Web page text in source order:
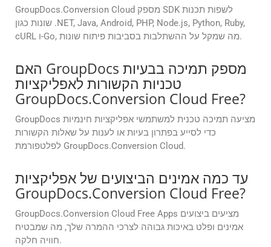
GroupDocs.Conversion Cloud מספק SDK לשפות תכנות
שונות כגון .NET, Java, Android, PHP, Node.js, Python, Ruby,
cURL ו-Go, מה שמקל על ההשתלבות בסביבות פיתוח שונות.
האם GroupDocs מספק תמיכה בבעיות
טכניות הקשורות לאפליקציות
GroupDocs.Conversion Cloud Free?
GroupDocs מציעה תמיכה טכנית למשתמשי אפליקציות חינמיות
כדי לסייע בפתרון בעיות או לענות על שאלות הקשורות
לפלטפורמת GroupDocs.Conversion Cloud.
עד כמה אמינים הביצועים של אפליקציות
GroupDocs.Conversion Cloud Free?
GroupDocs.Conversion Cloud Free Apps מציעים ביצועים
אמינים ופלט באיכות גבוהה לצרכי ההמרה שלך, מה שמבטיח
חוויה חלקה.